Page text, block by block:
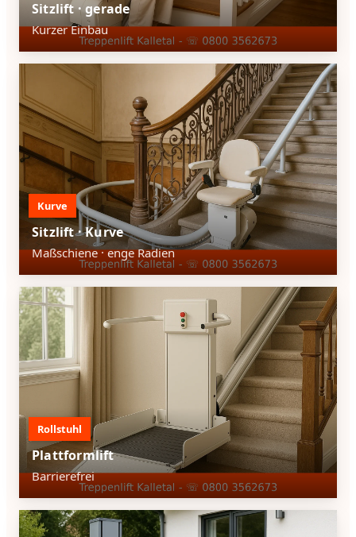
Sitzlift · gerade
Kurzer Einbau
Kurve
Sitzlift · Kurve
Maßschiene · enge Radien
Rollstuhl
Plattformlift
Barrierefrei